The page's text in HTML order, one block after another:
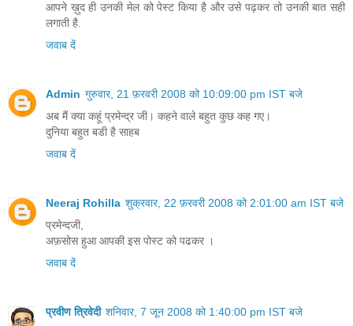
आपने ख़ुद ही उनकी मेल को पेस्ट किया है और उसे पढ़कर तो उनकी बात सही
लगाती है.
जवाब दें
Admin गुरुवार, 21 फ़रवरी 2008 को 10:09:00 pm IST बजे
अब मैं क्या कहूं प्रमेन्द्र जी। कहने वाले बहुत कुछ कह गए।
दुनिया बहुत बडी है साहब
जवाब दें
Neeraj Rohilla शुक्रवार, 22 फ़रवरी 2008 को 2:01:00 am IST बजे
प्रमेन्दजी,
अफ़सोस हुआ आपकी इस पोस्ट को पढकर ।
जवाब दें
प्रवीण त्रिवेदी शनिवार, 7 जून 2008 को 1:40:00 pm IST बजे